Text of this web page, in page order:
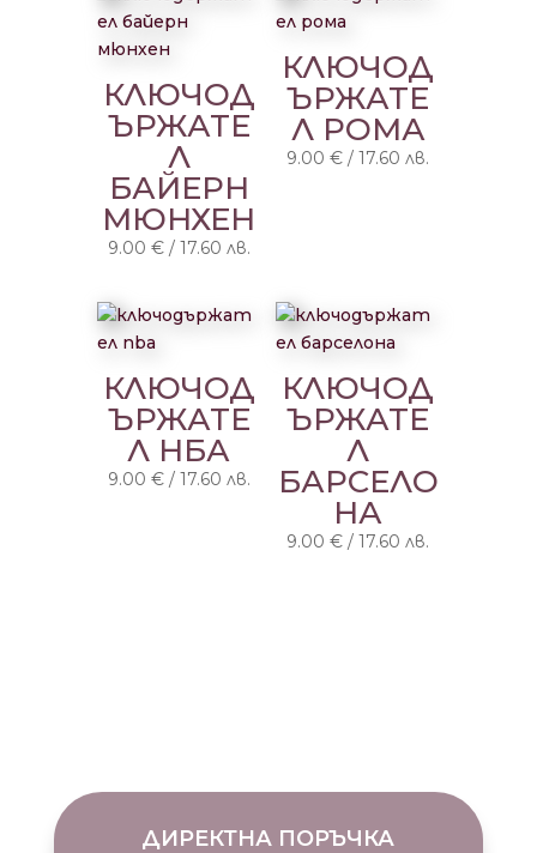
КЛЮЧОД
ЪРЖАТЕ
Л
БАЙЕРН
МЮНХЕН
9.00 € / 17.60 лв.
КЛЮЧОД
ЪРЖАТЕ
Л РОМА
9.00€ /17.60лв.
КЛЮЧОД
ЪРЖАТЕ
Л НБА
9.00 € / 17.60 лв.
КЛЮЧОД
ЪРЖАТЕ
Л
БАРСЕЛО
НА
9.00€ /17.60лв.
ДИРЕКТНА ПОРЪЧКА